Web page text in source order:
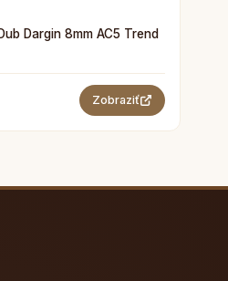
Dargin 8mm AC5 Trend
Zobraziť